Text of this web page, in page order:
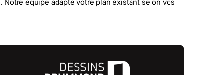
équipe adapte votre plan existant selon vos